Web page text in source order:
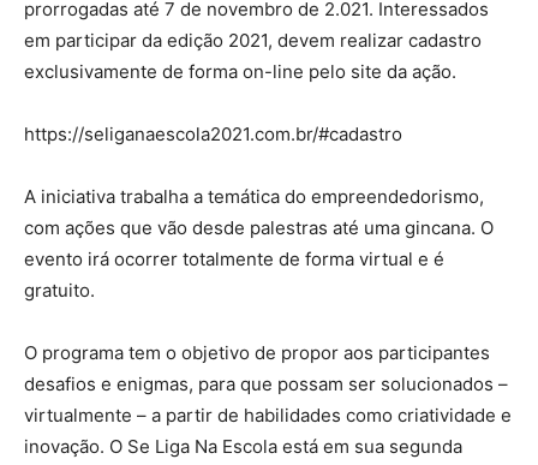
prorrogadas até 7 de novembro de 2.021. Interessados
em participar da edição 2021, devem realizar cadastro
exclusivamente de forma on-line pelo site da ação.
https://seliganaescola2021.com.br/#cadastro
A iniciativa trabalha a temática do empreendedorismo,
com ações que vão desde palestras até uma gincana. O
evento irá ocorrer totalmente de forma virtual e é
gratuito.
O programa tem o objetivo de propor aos participantes
desafios e enigmas, para que possam ser solucionados –
virtualmente – a partir de habilidades como criatividade e
inovação. O Se Liga Na Escola está em sua segunda